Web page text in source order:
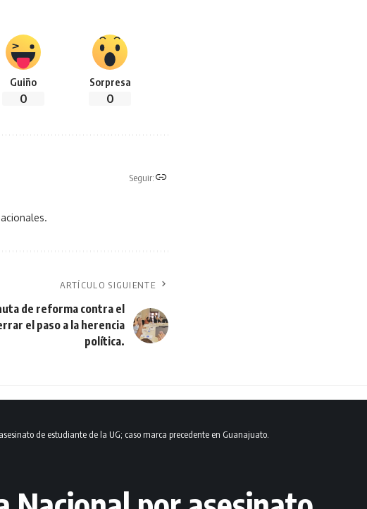
Guiño
0
Sorpresa
0
Seguir:
ARTÍCULO SIGUIENTE
de reforma contra el
el paso a la herencia
política.
de estudiante de la UG; caso marca precedente en Guanajuato.